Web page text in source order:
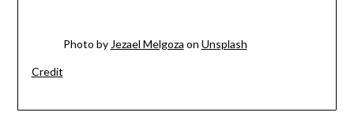
Photo byJezael Melgoza on Unsplash
Credit